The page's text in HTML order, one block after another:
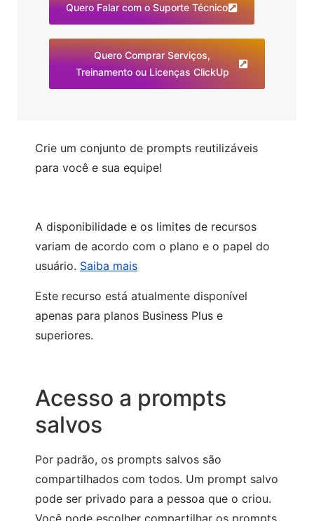
Quero Falar com o Suporte Técnico
Quero Comprar Serviços,
Treinamento ou Licenças ClickUp
Crie um conjunto de prompts reutilizáveis
para você e sua equipe!
A disponibilidade e os limites de recursos
variam de acordo com o plano e o papel do
usuário. Saiba mais
Este recurso está atualmente disponível
apenas para planos Business Plus e
superiores.
Acesso a prompts
salvos
Por padrão, os prompts salvos são
compartilhados com todos. Um prompt salvo
pode ser privado para a pessoa que o criou.
Você pode escolher compartilhar os prompts